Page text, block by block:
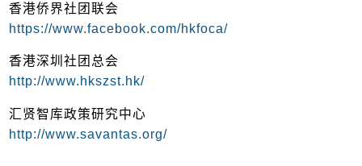
香港侨界社团联会
https://www.facebook.com/hkfoca/
香港深圳社团总会
http://www.hkszst.hk/
汇贤智库政策研究中心
http://www.savantas.org/